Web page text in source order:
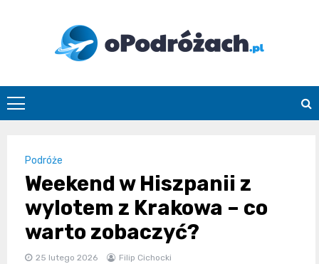
O
Podróżach
Podróże
Weekend w Hiszpanii z
wylotem z Krakowa – co
warto zobaczyć?
25 lutego 2026 Filip Cichocki